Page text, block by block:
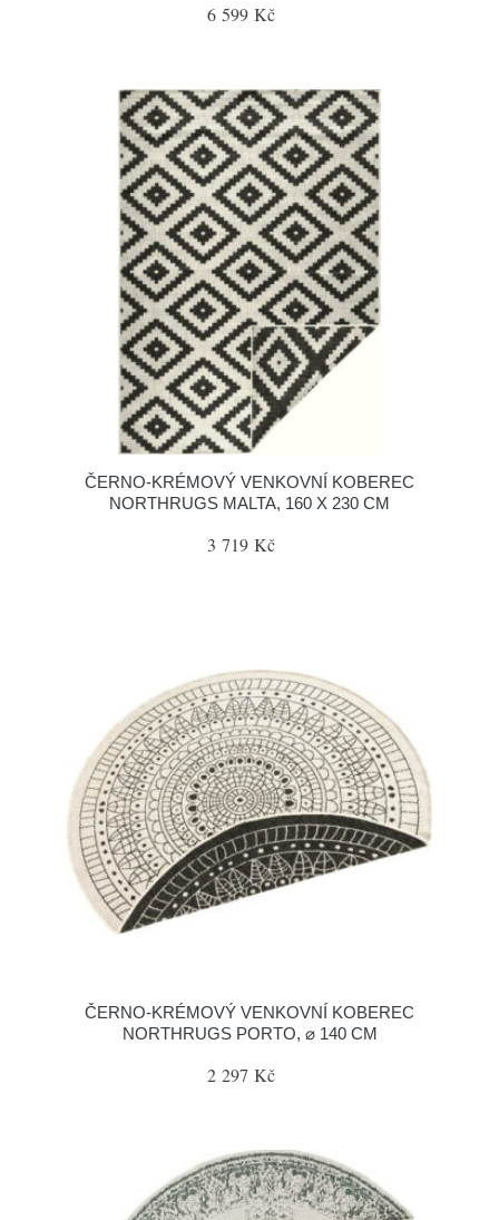
6 599 Kč
ČERNO-KRÉMOVÝ VENKOVNÍ KOBEREC
NORTHRUGS MALTA, 160 X 230 CM
3 719 Kč
ČERNO-KRÉMOVÝ VENKOVNÍ KOBEREC
NORTHRUGS PORTO, ⌀ 140 CM
2 297 Kč